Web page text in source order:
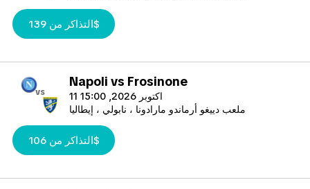
التذاكر من 139$
vs
Napoli vs Frosinone
11 اكتوبر 2026, 15:00
ملعب دييغو أرماندو مارادونا ، نابولي ، إيطاليا
التذاكر من 106$